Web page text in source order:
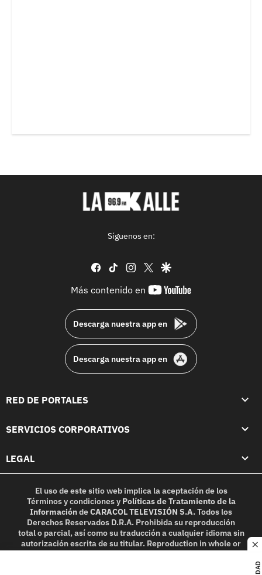
Síguenos en:
facebook
tiktok instagram
twittergoogle
Más contenido en
youtube-
Descarga nuestra app en
Descarga nuestra app en
RED DE PORTALES
SERVICIOS CORPORATIVOS
LEGAL
El uso de este sitio web implica la aceptación de los
Términos y condicionesy Políticas de Tratamiento de la
InformacióndeCARACOL TELEVISIÓN S.A.Todos los
Derechos Reservados D.R.A. Prohibida su reproducción
total o parcial, así como su traducción a cualquier idioma sin
autorización escrita de su titular. Reproduction in whole or
in part, or translation without written permission is